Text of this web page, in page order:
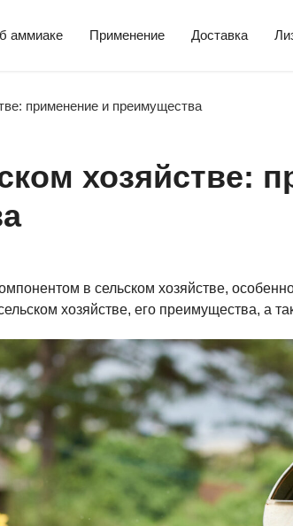
аммиаке Применение Доставка
применение и преимущества
хозяйстве:
в сельском хозяйстве,
хозяйстве, его преимущества, а